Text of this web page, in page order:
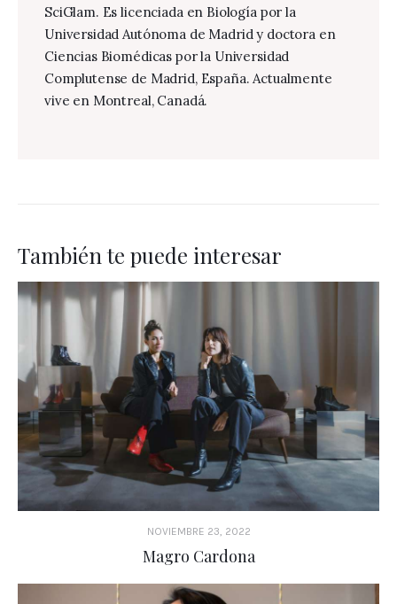
SciGlam. Es licenciada en Biología por la
Universidad Autónoma de Madrid y doctora en
Ciencias Biomédicas por la Universidad
Complutense de Madrid, España. Actualmente
vive en Montreal, Canadá.
También te puede interesar
NOVIEMBRE 23, 2022
Magro Cardona